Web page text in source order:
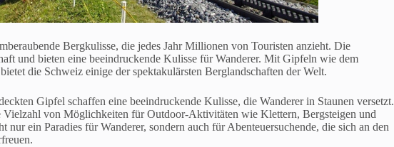
Bergkulisse, die jedes Jahr Millionen von Touristen anzieht. Die
und bieten eine beeindruckende Kulisse für Wanderer. Mit Gipfeln wie dem
die Schweiz einige der spektakulärsten Berglandschaften der Welt.
Gipfel schaffen eine beeindruckende Kulisse, die Wanderer in Staunen versetzt.
Vielzahl von Möglichkeiten für Outdoor-Aktivitäten wie Klettern, Bergsteigen und
nur ein Paradies für Wanderer, sondern auch für Abenteuersuchende, die sich an den